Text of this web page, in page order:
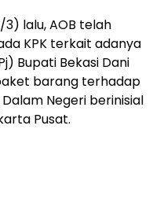
lalu, AOB telah
KPK terkait adanya
Bupati Bekasi Dani
barang terhadap
Negeri berinisial
Pusat.